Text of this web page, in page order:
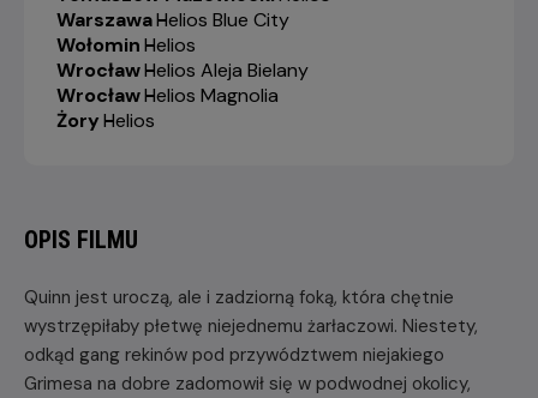
Warszawa-
Helios Blue City
Wołomin-
Helios
Wrocław-
Helios Aleja Bielany
Wrocław-
Helios Magnolia
Żory-
Helios
OPIS FILMU
Quinn jest uroczą, ale i zadziorną foką, która chętnie
wystrzępiłaby płetwę niejednemu żarłaczowi. Niestety,
odkąd gang rekinów pod przywództwem niejakiego
Grimesa na dobre zadomowił się w podwodnej okolicy,